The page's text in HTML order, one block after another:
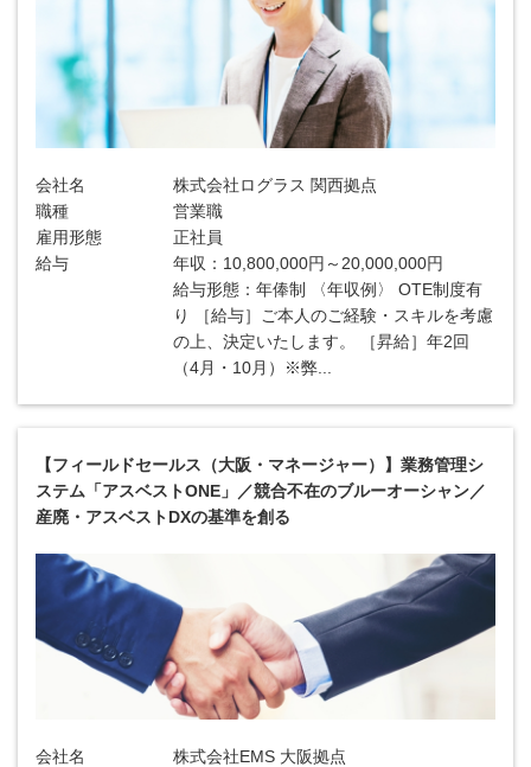
会社名
株式会社ログラス 関西拠点
職種
営業職
雇用形態
正社員
給与
年収：10,800,000円～20,000,000円
給与形態：年俸制 〈年収例〉 OTE制度有
り ［給与］ご本人のご経験・スキルを考慮
の上、決定いたします。 ［昇給］年2回
（4月・10月）※弊...
【フィールドセールス（大阪・マネージャー）】業務管理シ
ステム「アスベストONE」／競合不在のブルーオーシャン／
産廃・アスベストDXの基準を創る
会社名
株式会社EMS 大阪拠点